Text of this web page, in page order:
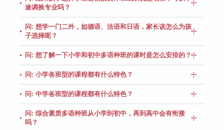
途调换专业吗？
问: 想学一门二外，如德语、法语和日语，家长该怎么为孩
子选择呢？
问: 想了解一下小学和初中多语种班的课时是怎么安排的？
问: 小学各班型的课程都有什么特色？
问: 中学各班型的课程都有什么特色？
问: 综合素质多语种班从小学到初中，再到高中会有衔接
吗？